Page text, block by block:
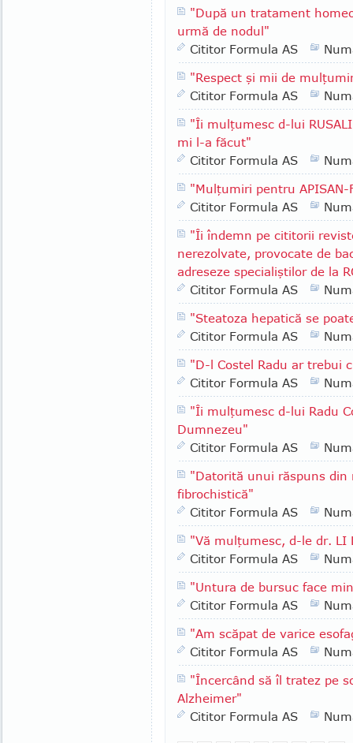
"După un tratament
urmă de nodul"
Cititor Formula AS
"Respect şi mii de
Cititor Formula AS
"Îi mulţumesc d-lui
mi l-a făcut"
Cititor Formula AS
"Mulţumiri pentru APISAN-
Cititor Formula AS
"Îi îndemn pe cititorii
nerezolvate, provocate de
adreseze specialiştilor de la
Cititor Formula AS
"Steatoza hepatică se
Cititor Formula AS
"D-l Costel Radu ar trebui
Cititor Formula AS
"Îi mulţumesc d-lui Radu
Dumnezeu"
Cititor Formula AS
"Datorită unui răspuns
fibrochistică"
Cititor Formula AS
"Vă mulţumesc, d-le dr. LI
Cititor Formula AS
"Untura de bursuc face
Cititor Formula AS
"Am scăpat de varice
Cititor Formula AS
"Încercând să îl tratez pe
Alzheimer"
Cititor Formula AS